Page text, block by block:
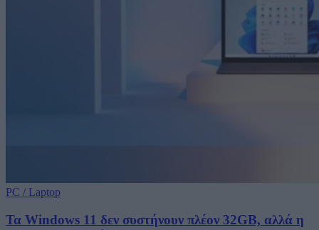
PC / Laptop
Τα Windows 11 δεν συστήνουν πλέον 32GB, αλλά η